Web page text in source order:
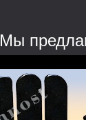
Мы